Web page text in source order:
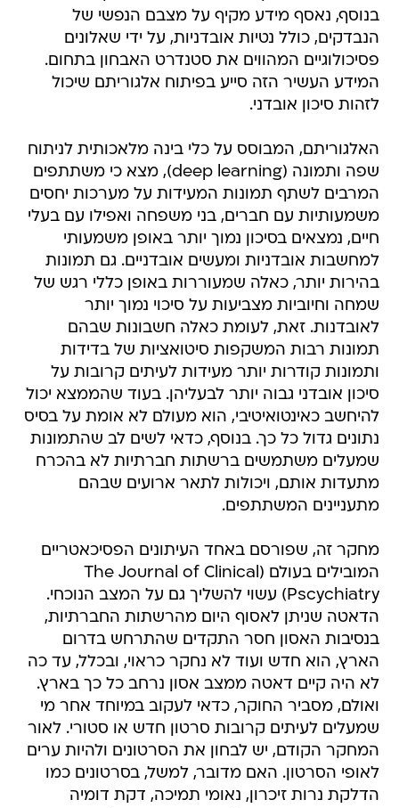
בנוסף, נאסף מידע מקיף על מצבם הנפשי של
הנבדקים, כולל נטיות אובדניות, על ידי שאלונים
פסיכולוגיים המהווים את סטנדרט האבחון בתחום.
המידע העשיר הזה סייע בפיתוח אלגוריתם שיכול
לזהות סיכון אובדני.
האלגוריתם, המבוסס על כלי בינה מלאכותית לניתוח
שפה ותמונה (deep learning), מצא כי משתתפים
המרבים לשתף תמונות המעידות על מערכות יחסים
משמעותיות עם חברים, בני משפחה ואפילו עם בעלי
חיים, נמצאים בסיכון נמוך יותר באופן משמעותי
למחשבות אובדניות ומעשים אובדניים. גם תמונות
בהירות יותר, כאלה שמעוררות באופן כללי רגש של
שמחה וחיוביות מצביעות על סיכוי נמוך יותר
לאובדנות. זאת, לעומת כאלה חשבונות שבהם
תמונות רבות המשקפות סיטואציות של בדידות
ותמונות קודרות יותר מעידות לעיתים קרובות על
סיכון אובדני גבוה יותר לבעליהן. בעוד שהממצא יכול
להיחשב כאינטואיטיבי, הוא מעולם לא אומת על בסיס
נתונים גדול כל כך. בנוסף, כדאי לשים לב שהתמונות
שמעלים משתמשים ברשתות חברתיות לא בהכרח
מתעדות אותם, ויכולות לתאר ארועים שבהם
מתעניינים המשתתפים.
מחקר זה, שפורסם באחד העיתונים הפסיכאטריים
המובילים בעולם (The Journal of Clinical
Pscychiatry) עשוי להשליך גם על המצב הנוכחי.
הדאטה שניתן לאסוף היום מהרשתות החברתיות,
בנסיבות האסון חסר התקדים שהתרחש בדרום
הארץ, הוא חדש ועוד לא נחקר כראוי, ובכלל, עד כה
לא היה קיים דאטה ממצב אסון נרחב כל כך בארץ.
ואולם, מסביר החוקר, כדאי לעקוב במיוחד אחר מי
שמעלים לעיתים קרובות סרטון חדש או סטורי. לאור
המחקר הקודם, יש לבחון את הסרטונים ולהיות ערים
לאופי הסרטון. האם מדובר, למשל, בסרטונים כמו
הדלקת נרות זיכרון, נאומי תמיכה, דקת דומיה